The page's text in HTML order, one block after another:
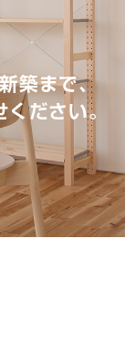
築まで、
ださい。